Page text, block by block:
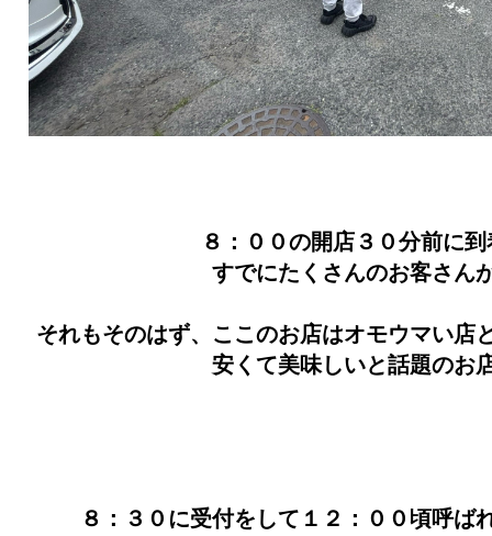
８：００の開店３０分前に
すでにたくさんのお客さん
それもそのはず、ここのお店はオモウマい店
安くて美味しいと話題のお
８：３０に受付をして１２：００頃呼ば